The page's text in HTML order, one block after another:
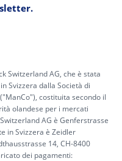
Switzerland AG, che è stata
Svizzera dalla Società di
costituita secondo il
olandese per i mercati
AG è Genferstrasse
in Svizzera è Zeidler
14, CH-8400
dei pagamenti: